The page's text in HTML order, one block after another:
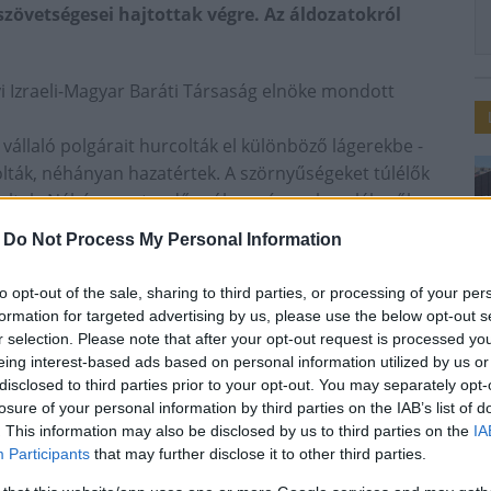
Do Not Process My Personal Information
opt-out of the sale, sharing to third parties, or processing of your
for targeted advertising by us, please use the below opt-out
selection. Please note that after your opt-out request is processed
interest-based ads based on personal information utilized by us
to third parties prior to your opt-out. You may separately
of your personal information by third parties on the IAB’s list of
This information may also be disclosed by us to third parties on the
Participants that may further disclose it to other third parties.
hajtottak végre. Az áldozatokról
Izraeli-Magyar Baráti Társaság elnöke mondott
polgárait hurcolták el különböző lágerekbe -
néhányan hazatértek. A szörnyűségeket túlélők
Néhány esztendő múlva már csak emlékezők
Állam megalakulásának 70. évfordulója is
teli korszak beköszöntét.
a háztetőn” című darabot mutatták be. A
az elhunytakért, Szabó Loránd polgármester
kapcsolódó fejlesztési terveiről beszélt,
virágaikat az egybegyűltek.